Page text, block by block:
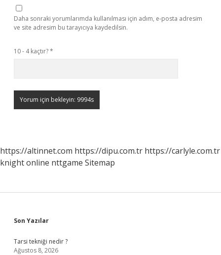
Daha sonraki yorumlarımda kullanılması için adım, e-posta adresim
ve site adresim bu tarayıcıya kaydedilsin.
10 - 4 kaçtır?*
https://altinnet.com https://dipu.com.tr https://carlyle.com.tr
knight online nttgame Sitemap
Sidebar
Son Yazılar
Tarsi tekniği nedir ?
Ağustos 8, 2026